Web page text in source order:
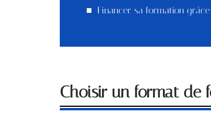
Financer sa formation grâce
Choisir un format de